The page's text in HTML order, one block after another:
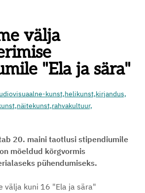
välja
"Ela ja sära"
kunst,helikunst,kirjandus,
näitekunst,rahvakultuur,
20. maini taotlusi stipendiumile
mõeldud kõrgvormis
pühendumiseks.
välja kuni 16 "Ela ja sära"